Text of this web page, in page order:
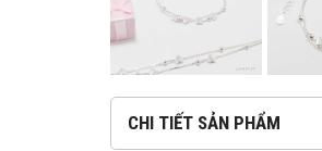
CHI TIẾT SẢN PHẨM